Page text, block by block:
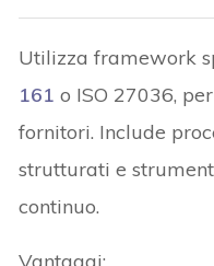
Utilizza framework
161 o ISO 27036,
fornitori. Include
strutturati e
continuo.
Vantaggi: